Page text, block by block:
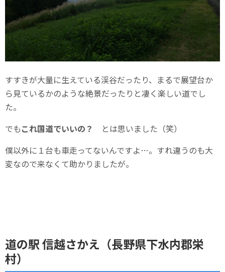
すすきが大量に生えている渓谷だったり、まるで展望台か
ら見ているかのような絶景だったりと凄く楽しい道でし
た。
でもこれ国道でいいの？
とは思いました（笑）
僕以外に１台も車走ってないんですよ…。すれ違うのも大
変なので来なくて助かりましたが。
道の駅 信越さかえ（長野県下水内郡栄
村）